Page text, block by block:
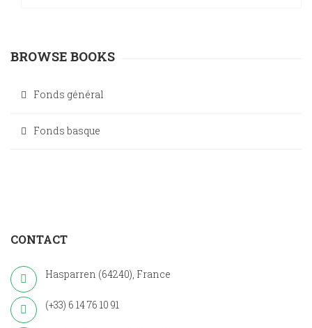
BROWSE BOOKS
Fonds général
Fonds basque
CONTACT
Hasparren (64240), France
(+33) 6 14 76 10 91